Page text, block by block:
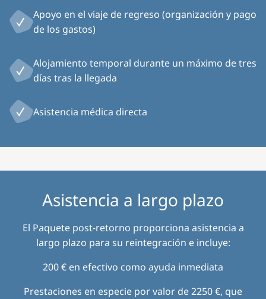
Apoyo en el viaje de regreso (organización y pago
de los gastos)
Alojamiento temporal durante un máximo de tres
días tras la llegada
Asistencia médica directa
Asistencia a largo plazo
El Paquete post-retorno proporciona asistencia a
largo plazo para su reintegración e incluye:
200 € en efectivo como ayuda inmediata
Prestaciones en especie por valor de 2250 €, que